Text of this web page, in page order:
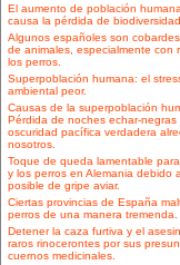
El aumento de población
causa la pérdida de
Algunos españoles son
de animales, especialmente con
los perros.
Superpoblación humana: el
ambiental peor.
Causas de la superpoblación
Pérdida de noches echar-negras
oscuridad pacífica verdadera
nosotros.
Toque de queda lamentable
y los perros en Alemania debido
posible de gripe aviar.
Ciertas provincias de España
perros de una manera tremenda.
Detener la caza furtiva y el
raros rinocerontes por sus
cuernos medicinales.